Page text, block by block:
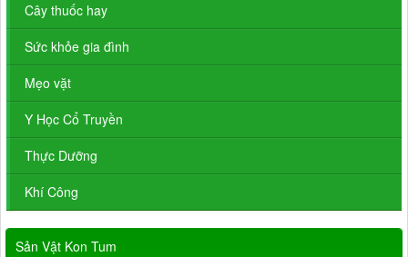
Cây thuốc hay
Sức khỏe gia đình
Mẹo vặt
Y Học Cổ Truyền
Thực Dưỡng
Khí Công
Sản Vật Kon Tum